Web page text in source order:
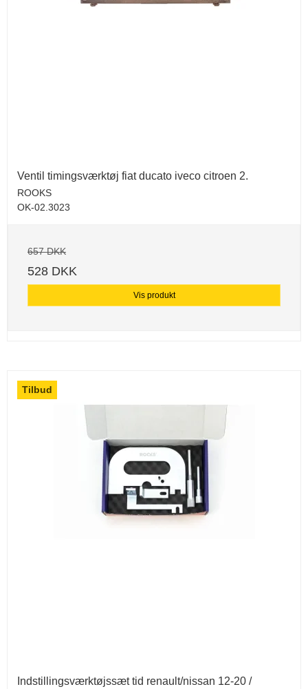
Ventil timingsværktøj fiat ducato iveco citroen 2.
ROOKS
OK-02.3023
657 DKK
528 DKK
Vis produkt
Tilbud
Indstillingsværktøjssæt tid renault/nissan 12-20 /